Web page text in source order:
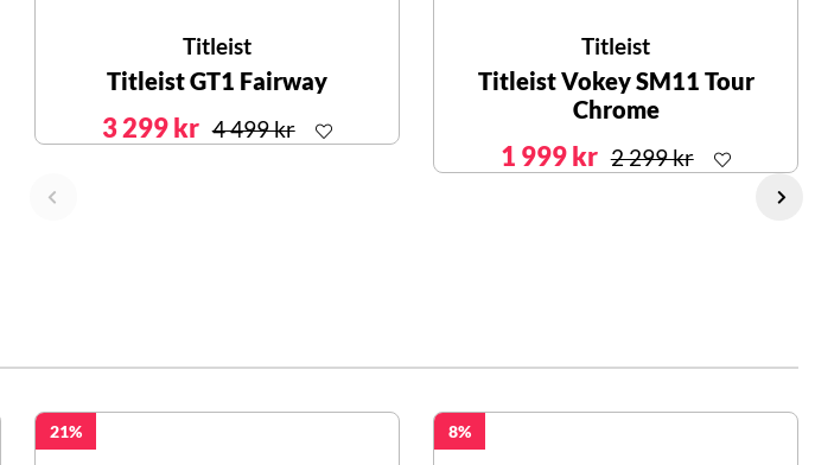
Titleist
Titleist GT1 Fairway
3 299 kr 4 499 kr
Titleist
Titleist Vokey SM11 Tour
Chrome
1 999 kr 2 299 kr
21 8